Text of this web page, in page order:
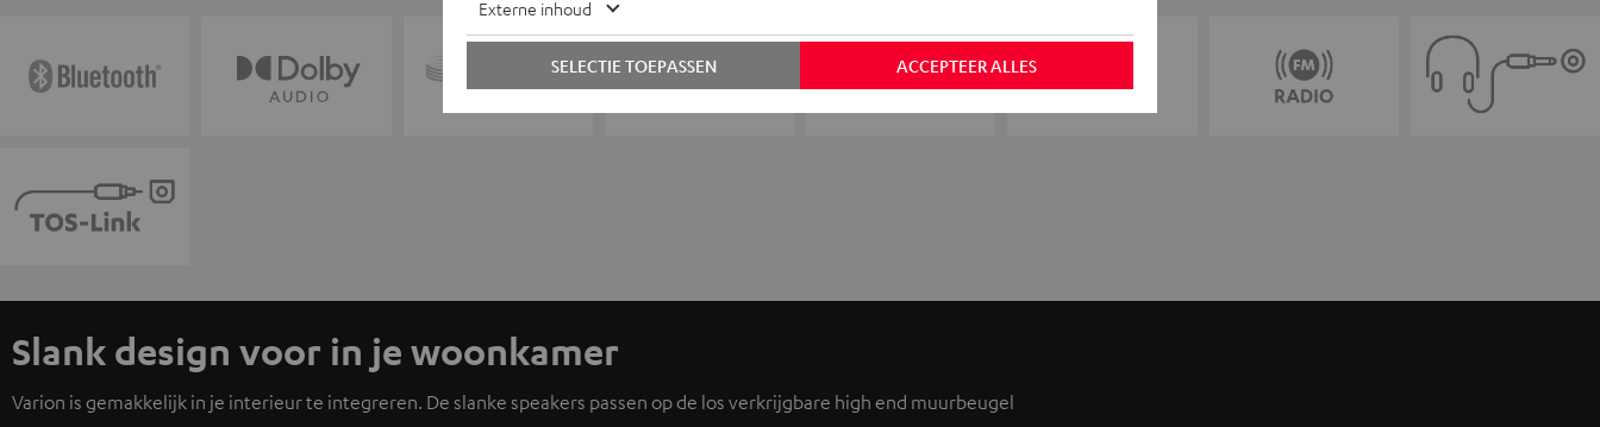
Slank design voor in je woonkamer
Varion is gemakkelijk in je interieur te integreren. De slanke speakers passen op de los verkrijgbare high end muurbeugel
Externe inhoud
ACCEPTEER ALLES
SELECTIE TOEPASSEN